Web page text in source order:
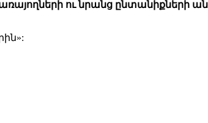
ու նրանց